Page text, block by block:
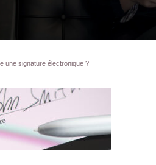
une signature électronique ?